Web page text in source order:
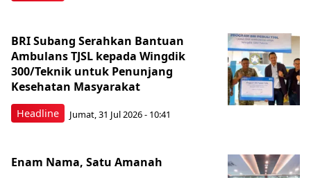
Headline
BRI Subang Serahkan Bantuan
Ambulans TJSL kepada Wingdik
300/Teknik untuk Penunjang
Kesehatan Masyarakat ​
Jumat, 31 Jul 2026 - 10:41
Enam Nama, Satu Amanah